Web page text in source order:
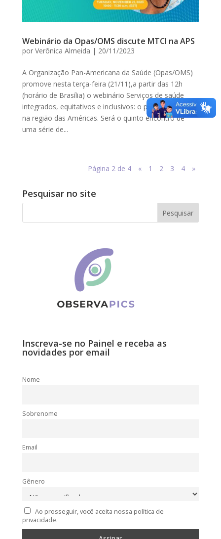
Webinário da Opas/OMS discute MTCI na APS
por Verônica Almeida | 20/11/2023
A Organização Pan-Americana da Saúde (Opas/OMS)
promove nesta terça-feira (21/11),a partir das 12h
(horário de Brasília) o webinário Serviços de saúde
integrados, equitativos e inclusivos: o papel da MTCI
na região das Américas. Será o quinto encontro de
uma série de...
Página 2 de 4 « 1 2 3 4 »
Pesquisar no site
Inscreva-se no Painel e receba as
novidades por email
Nome
Sobrenome
Email
Gênero
Ao prosseguir, você aceita nossa política de
privacidade.